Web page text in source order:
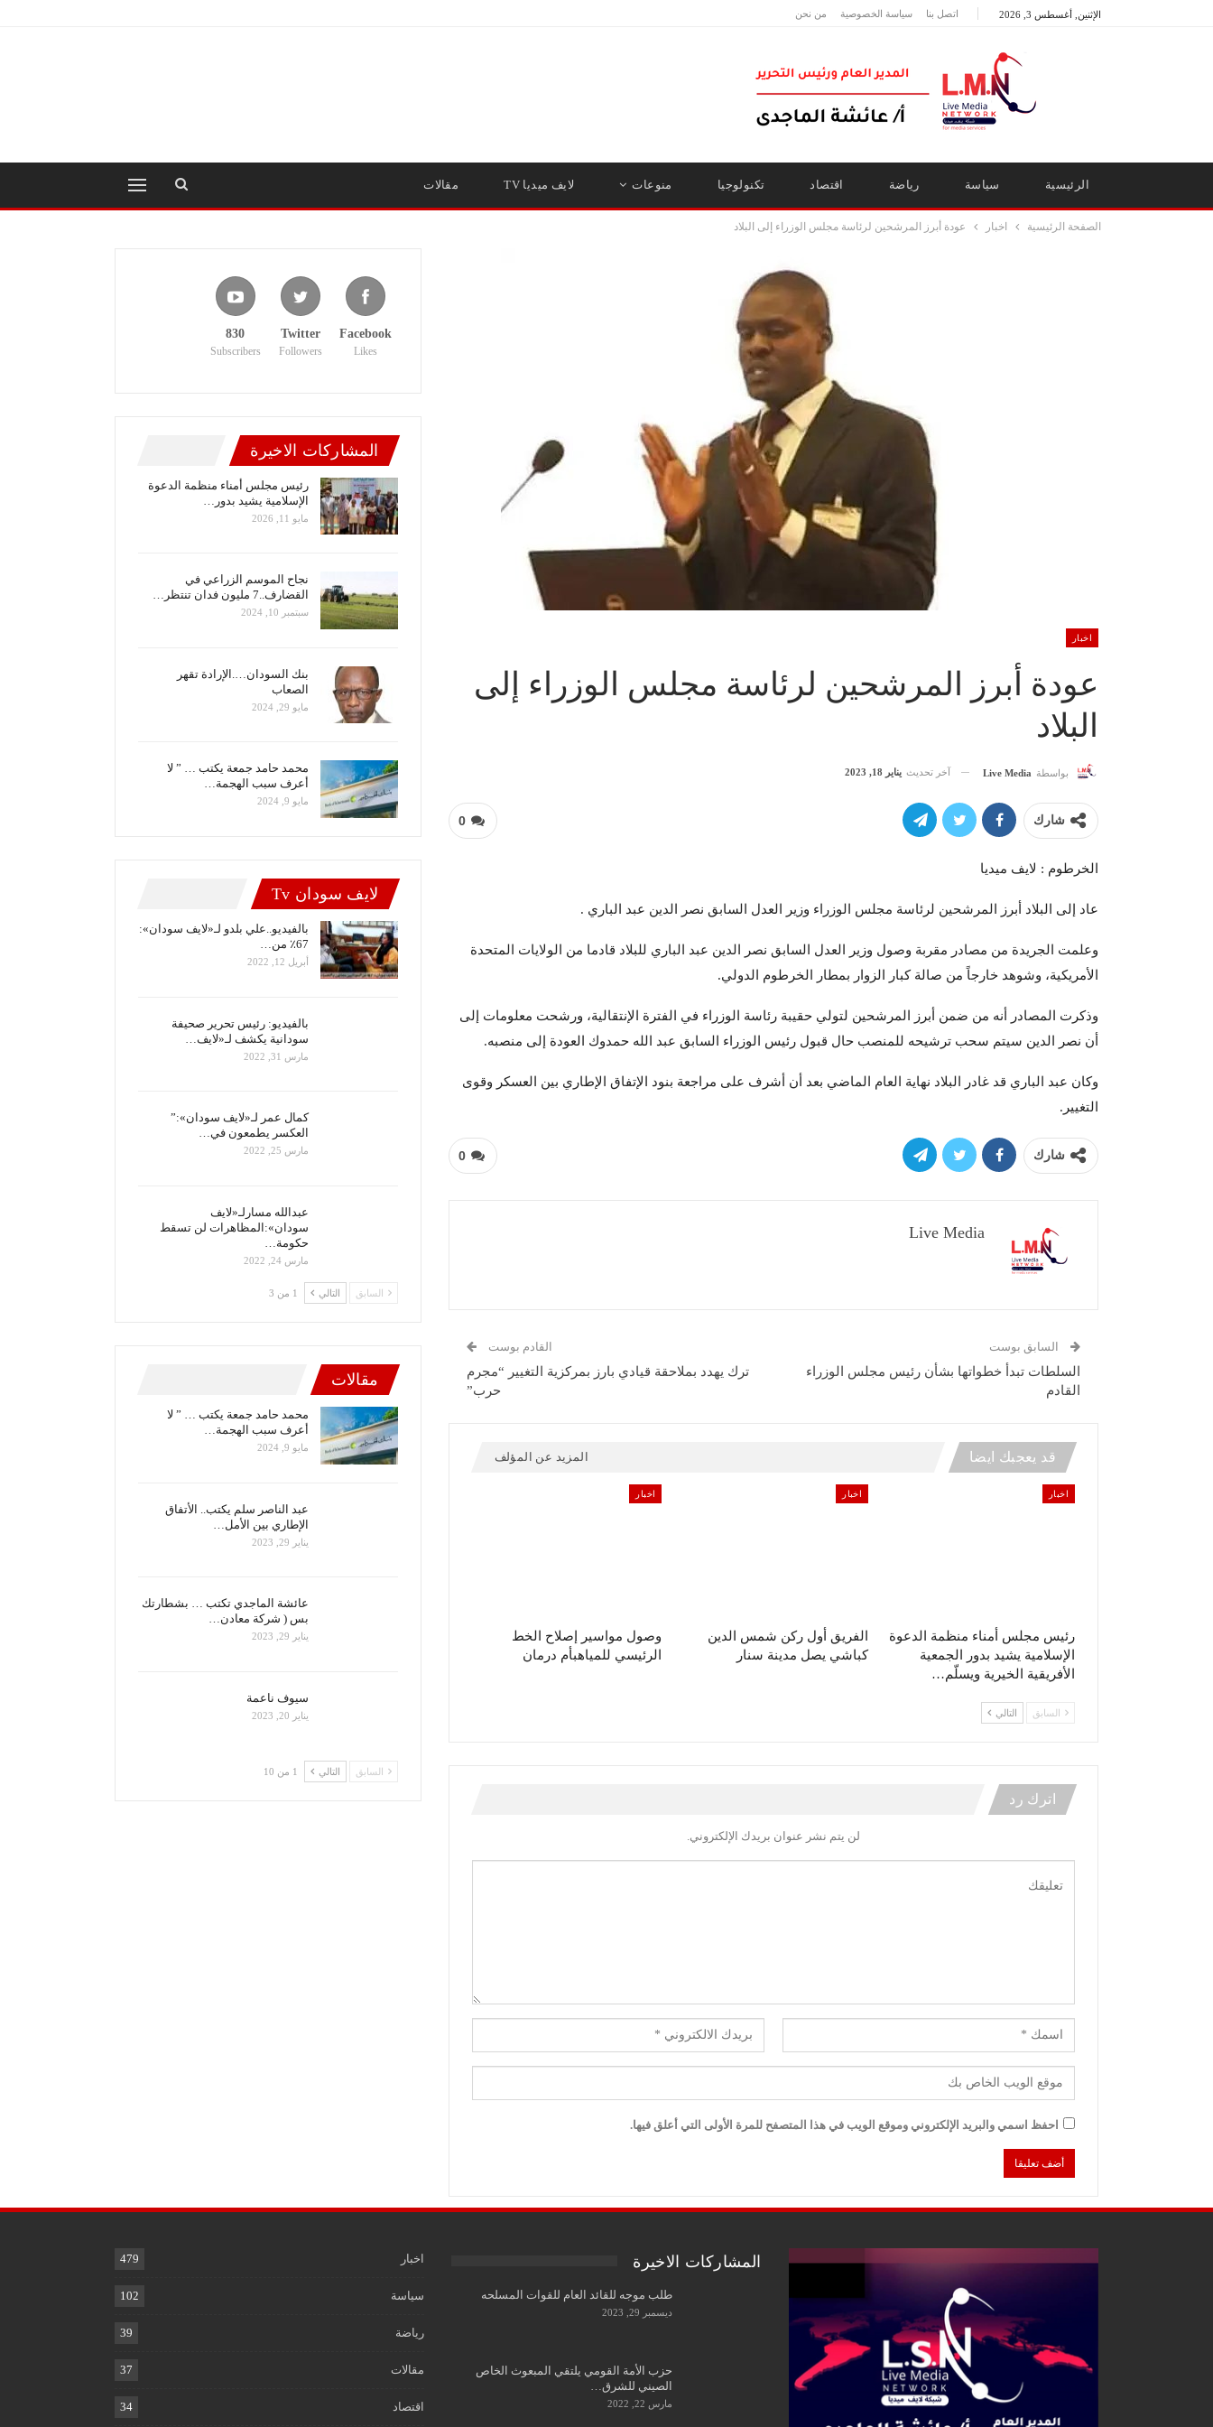
الإثنين, أغسطس 3, 2026 اتصل بنا سياسة الخصوصية من نحن
الرئيسية سياسة رياضة اقتصاد تكنولوجيا منوعات لايف ميديا TV مقالات
الصفحة الرئيسية اخبار عودة أبرز المرشحين لرئاسة مجلس الوزراء إلى البلاد
اخبار
عودة أبرز المرشحين لرئاسة مجلس الوزراء إلى
البلاد
بواسطة Live Media آخر تحديث يناير 18, 2023
0 شارك
الخرطوم : لايف ميديا
عاد إلى البلاد أبرز المرشحين لرئاسة مجلس الوزراء وزير العدل السابق نصر الدين عبد الباري .
وعلمت الجريدة من مصادر مقربة وصول وزير العدل السابق نصر الدين عبد الباري للبلاد قادما من الولايات المتحدة
الأمريكية، وشوهد خارجاً من صالة كبار الزوار بمطار الخرطوم الدولي.
وذكرت المصادر أنه من ضمن أبرز المرشحين لتولي حقيبة رئاسة الوزراء في الفترة الإنتقالية، ورشحت معلومات إلى
أن نصر الدين سيتم سحب ترشيحه للمنصب حال قبول رئيس الوزراء السابق عبد الله حمدوك العودة إلى منصبه.
وكان عبد الباري قد غادر البلاد نهاية العام الماضي بعد أن أشرف على مراجعة بنود الإتفاق الإطاري بين العسكر وقوى
التغيير.
0 شارك
Live Media
السابق بوست
السلطات تبدأ خطواتها بشأن رئيس مجلس الوزراء
القادم
القادم بوست
ترك يهدد بملاحقة قيادي بارز بمركزية التغيير “مجرم
حرب”
قد يعجبك ايضا المزيد عن المؤلف
اخبار
رئيس مجلس أمناء منظمة الدعوة
الإسلامية يشيد بدور الجمعية
الأفريقية الخيرية ويسلّم…
اخبار
الفريق أول ركن شمس الدين
كباشي يصل مدينة سنار
اخبار
وصول مواسير إصلاح الخط
الرئيسي للمياهبأم درمان
السابق التالي
اترك رد
لن يتم نشر عنوان بريدك الإلكتروني.
احفظ اسمي والبريد الإلكتروني وموقع الويب في هذا المتصفح للمرة الأولى التي أعلق فيها.
Facebook
Likes
Twitter
Followers
830
Subscribers
المشاركات الاخيرة
رئيس مجلس أمناء منظمة الدعوة
الإسلامية يشيد بدور…
مايو 11, 2026
نجاح الموسم الزراعي في
القضارف..7 مليون فدان تنتظر…
سبتمبر 10, 2024
بنك السودان….الإرادة تقهر
الصعاب
مايو 29, 2024
محمد حامد جمعة يكتب … ” لا
أعرف سبب الهجمة…
مايو 9, 2024
لايف سودان Tv
بالفيديو..علي بلدو لـ«لايف سودان»:
67٪ من…
أبريل 12, 2022
بالفيديو: رئيس تحرير صحيفة
سودانية يكشف لـ«لايف…
مارس 31, 2022
كمال عمر لـ«لايف سودان»:”
العكسر يطمعون في…
مارس 25, 2022
عبدالله مسارلـ«لايف
سودان»:المظاهرات لن تسقط
حكومة…
مارس 24, 2022
السابق التالي 1 من 3
مقالات
محمد حامد جمعة يكتب … ” لا
أعرف سبب الهجمة…
مايو 9, 2024
عبد الناصر سلم يكتب.. الأتفاق
الإطاري بين الأمل…
يناير 29, 2023
عائشة الماجدي تكتب … بشطارتك
بس ( شركة معادن…
يناير 29, 2023
سيوف ناعمة
يناير 20, 2023
السابق التالي 1 من 10
المشاركات الاخيرة
طلب موجه للقائد العام للقوات المسلحه
ديسمبر 29, 2023
حزب الأمة القومي يلتقي المبعوث الخاص
الصيني للشرق…
مارس 22, 2022
اخبار 479
سياسة 102
رياضة 39
مقالات 37
اقتصاد 34